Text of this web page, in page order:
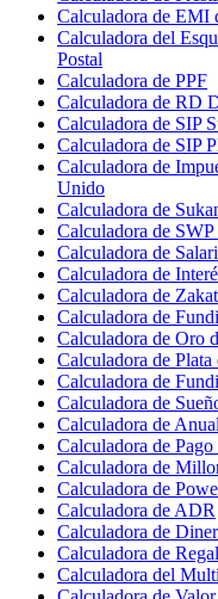
Calculadora de EMI
Calculadora del
Postal
Calculadora de PPF
Calculadora de RD
Calculadora de SIP
Calculadora de SIP
Calculadora de
Unido
Calculadora de
Calculadora de
Calculadora de
Calculadora de
Calculadora de Zakat
Calculadora de
Calculadora de Oro
Calculadora de Plata
Calculadora de
Calculadora de
Calculadora de
Calculadora de
Calculadora de
Calculadora de
Calculadora de ADR
Calculadora de
Calculadora de
Calculadora del